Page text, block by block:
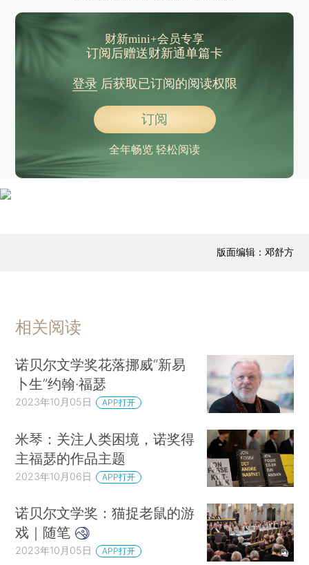
财新mini+会员专享
订阅后赠送财新通单篇卡
登录后获取已订阅的阅读权限
订阅
全年畅览 轻松阅读
版面编辑：邓舒方
相关阅读
诺贝尔文学奖花落挪威“新易
卜生”约翰·福瑟
2023年10月05日 APP打开
米琴：关注人类困境，诺奖得
主福瑟的作品主题
2023年10月06日 APP打开
诺贝尔文学奖：猫捉老鼠的游
戏｜随笔
2023年10月05日 APP打开